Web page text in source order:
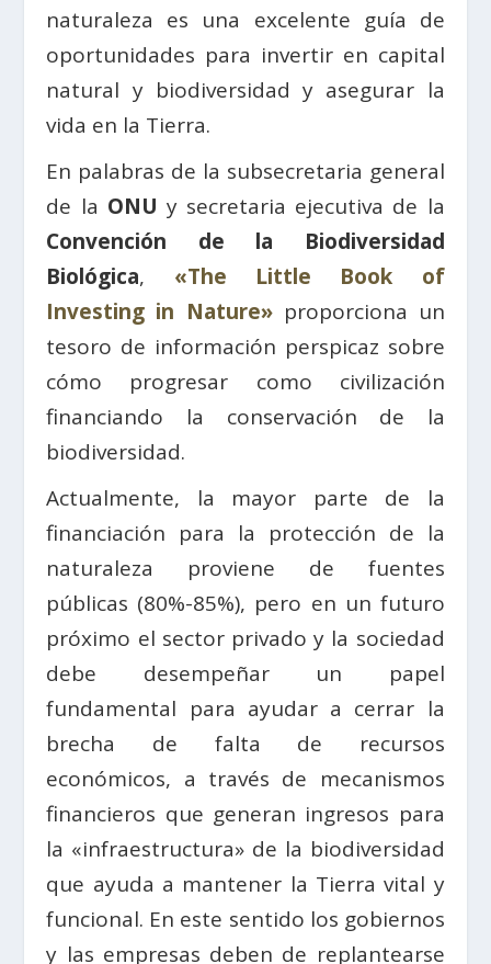
naturaleza es una excelente guía de
oportunidades para invertir en capital
natural y biodiversidad y asegurar la
vida en la Tierra.
En palabras de la subsecretaria general
de la ONU y secretaria ejecutiva de la
Convención de la Biodiversidad
Biológica, «The Little Book of
Investing in Nature»proporciona un
tesoro de información perspicaz sobre
cómo progresar como civilización
financiando la conservación de la
biodiversidad.
Actualmente, la mayor parte de la
financiación para la protección de la
naturaleza proviene de fuentes
públicas (80%-85%), pero en un futuro
próximo el sector privado y la sociedad
debe desempeñar un papel
fundamental para ayudar a cerrar la
brecha de falta de recursos
económicos, a través de mecanismos
financieros que generan ingresos para
la «infraestructura» de la biodiversidad
que ayuda a mantener la Tierra vital y
funcional. En este sentido los gobiernos
y las empresas deben de replantearse